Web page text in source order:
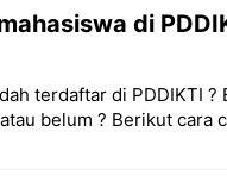
di
terdaftar di PDDIKTI
belum ? Berikut cara